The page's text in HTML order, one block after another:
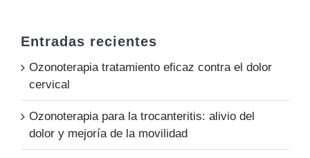
Entradas recientes
Ozonoterapia tratamiento eficaz contra el dolor
cervical
Ozonoterapia para la trocanteritis: alivio del
dolor y mejoría de la movilidad